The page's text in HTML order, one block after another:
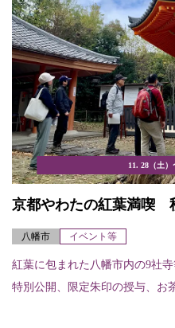
11. 28（土）
京都やわたの紅葉満喫
八幡市 イベント等
紅葉に包まれた八幡市内の9社
特別公開、限定朱印の授与、お